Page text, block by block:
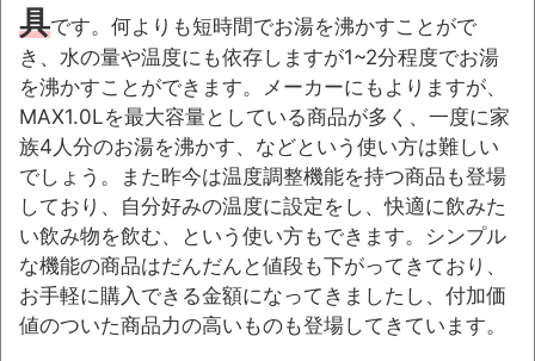
具です。何よりも短時間でお湯を沸かすことがで
き、水の量や温度にも依存しますが1~2分程度でお湯
を沸かすことができます。メーカーにもよりますが、
MAX1.0Lを最大容量としている商品が多く、一度に家
族4人分のお湯を沸かす、などという使い方は難しい
でしょう。また昨今は温度調整機能を持つ商品も登場
しており、自分好みの温度に設定をし、快適に飲みた
い飲み物を飲む、という使い方もできます。シンプル
な機能の商品はだんだんと値段も下がってきており、
お手軽に購入できる金額になってきましたし、付加価
値のついた商品力の高いものも登場してきています。